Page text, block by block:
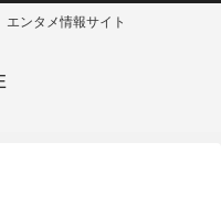
ンタメ情報サイト